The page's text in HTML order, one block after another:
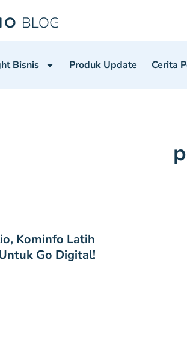
Bisnis Produk Update Cerita
Kominfo Latih
Go Digital!